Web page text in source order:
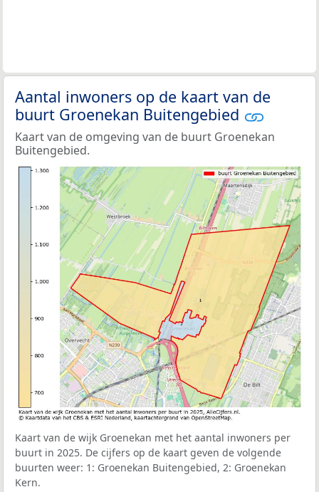
Aantal inwoners op de kaart van de
buurt Groenekan Buitengebied
Kaart van de omgeving van de buurt Groenekan
Buitengebied.
Kaart van de wijk Groenekan met het aantal inwoners per
buurt in 2025. De cijfers op de kaart geven de volgende
buurten weer: 1: Groenekan Buitengebied, 2: Groenekan
Kern.